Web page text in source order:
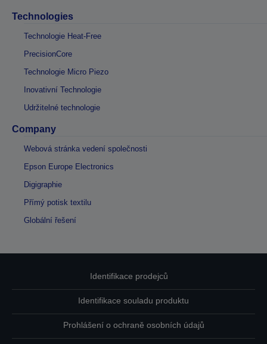
Technologies
Technologie Heat-Free
PrecisionCore
Technologie Micro Piezo
Inovativní Technologie
Udržitelné technologie
Company
Webová stránka vedení společnosti
Epson Europe Electronics
Digigraphie
Přímý potisk textilu
Globální řešení
Identifikace prodejců
Identifikace souladu produktu
Prohlášení o ochraně osobních údajů